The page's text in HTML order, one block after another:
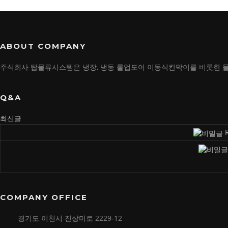
ABOUT COMPANY
주식회사 탑물류시스템은 냉장, 냉동 롤업도어 이동식칸막이를 비롯한
Q&A
최신글
COMPANY OFFICE
경기도 이천시 진상미로 2229-12